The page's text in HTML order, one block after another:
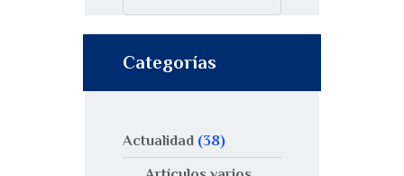
Categorías
Actualidad (38)